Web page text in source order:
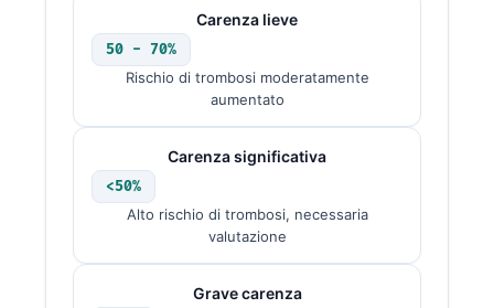
Carenza lieve
50 - 70%
Rischio di trombosi moderatamente
aumentato
Carenza significativa
<50%
Alto rischio di trombosi, necessaria
valutazione
Grave carenza